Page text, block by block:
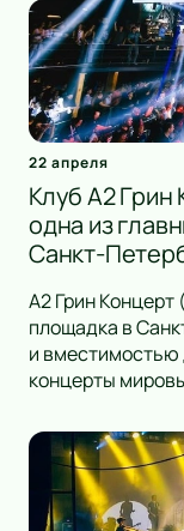
22 апреля
Клуб А2
одна из
Санкт-
А2 Грин
площадка в
и вместимостью
концерты